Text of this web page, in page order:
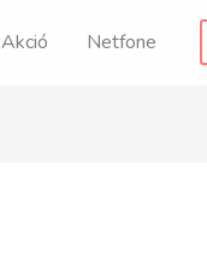
Akció Netfone